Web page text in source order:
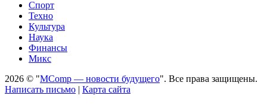
Спорт
Техно
Культура
Наука
Финансы
Микс
2026 © "MComp — новости будущего". Все права защищены.
Написать письмо | Карта сайта